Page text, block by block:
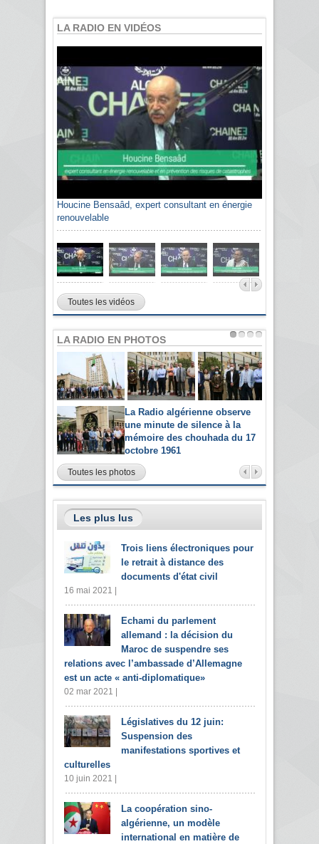
LA RADIO EN VIDÉOS
Houcine Bensaâd, expert consultant en énergie
renouvelable
Toutes les vidéos
LA RADIO EN PHOTOS
La Radio algérienne observe
une minute de silence à la
mémoire des chouhada du 17
octobre 1961
Toutes les photos
Les plus lus
Trois liens électroniques pour
le retrait à distance des
documents d'état civil
16 mai 2021 |
Echami du parlement
allemand : la décision du
Maroc de suspendre ses
relations avec l’ambassade d’Allemagne
est un acte « anti-diplomatique»
02 mar 2021 |
Législatives du 12 juin:
Suspension des
manifestations sportives et
culturelles
10 juin 2021 |
La coopération sino-
algérienne, un modèle
international en matière de